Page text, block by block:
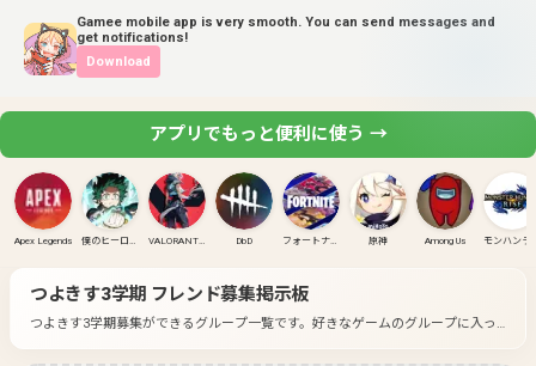
Gamee mobile app is very smooth. You can send messages and
get notifications!
Download
アプリでもっと便利に使う →
Apex Legends 僕のヒーローアカデミア ULTRA RUMBLE VALORANT(PC) DbD フォートナイト 原神 Among Us
つよきす3学期 フレンド募集掲示板
つよきす3学期募集ができるグループ一覧です。 好きなゲームのグループに入っ